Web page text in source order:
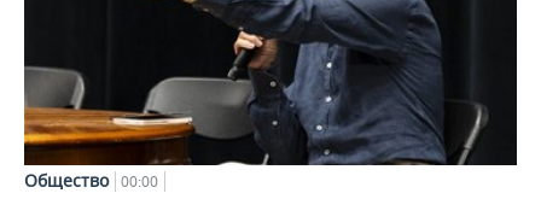
Общество 00:00